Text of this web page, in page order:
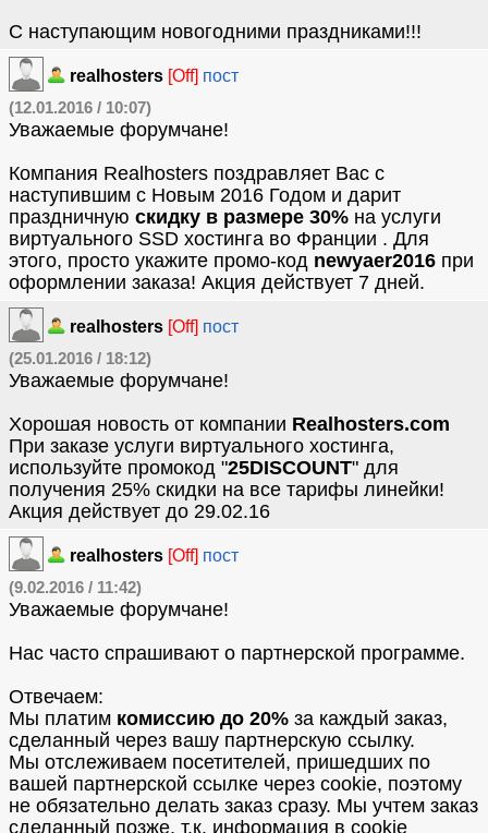
С наступающим новогодними праздниками!!!
realhosters [Off] пост
(12.01.2016 / 10:07)
Уважаемые форумчане!
Компания Realhosters поздравляет Вас с
наступившим с Новым 2016 Годом и дарит
праздничную скидку в размере 30% на услуги
виртуального SSD хостинга во Франции . Для
этого, просто укажите промо-код newyaer2016 при
оформлении заказа! Акция действует 7 дней.
realhosters [Off] пост
(25.01.2016 / 18:12)
Уважаемые форумчане!
Хорошая новость от компании Realhosters.com
При заказе услуги виртуального хостинга,
используйте промокод "25DISCOUNT" для
получения 25% скидки на все тарифы линейки!
Акция действует до 29.02.16
realhosters [Off] пост
(9.02.2016 / 11:42)
Уважаемые форумчане!
Нас часто спрашивают о партнерской программе.
Отвечаем:
Мы платим комиссию до 20% за каждый заказ,
сделанный через вашу партнерскую ссылку.
Мы отслеживаем посетителей, пришедших по
вашей партнерской ссылке через cookie, поэтому
не обязательно делать заказ сразу. Мы учтем заказ
сделанный позже, т.к. информация в cookie